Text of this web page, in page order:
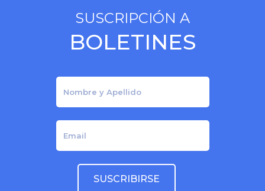
SUSCRIPCIÓN A
BOLETINES